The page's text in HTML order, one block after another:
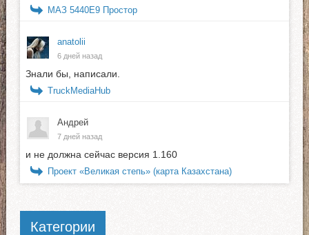
МАЗ 5440E9 Простор
anatolii
6 дней назад
Знали бы, написали.
TruckMediaHub
Андрей
7 дней назад
и не должна сейчас версия 1.160
Проект «Великая степь» (карта Казахстана)
Категории